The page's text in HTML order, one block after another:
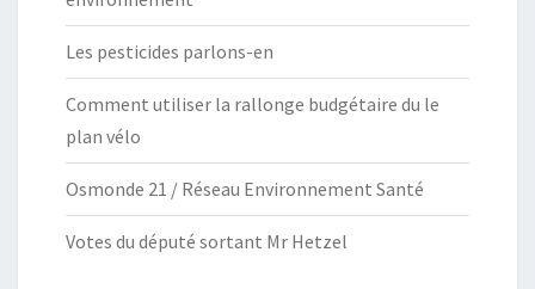
Les pesticides parlons-en
Comment utiliser la rallonge budgétaire du le
plan vélo
Osmonde 21 / Réseau Environnement Santé
Votes du député sortant Mr Hetzel